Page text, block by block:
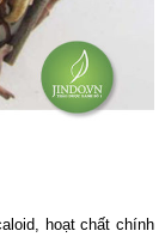
hoạt chất chính